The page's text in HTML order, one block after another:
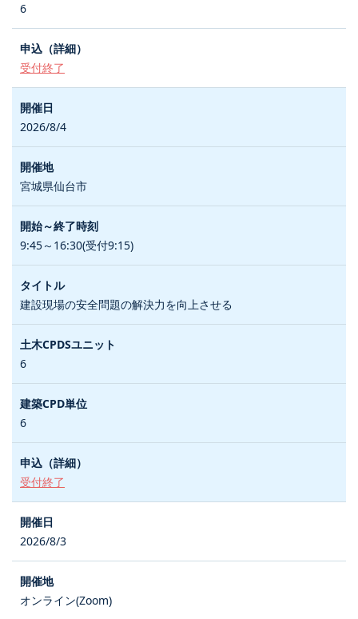
6
受付終了
2026/8/4
宮城県仙台市
9:45～16:30(受付9:15)
建設現場の安全問題の解決力を向上させる
6
6
受付終了
2026/8/3
オンライン(Zoom)